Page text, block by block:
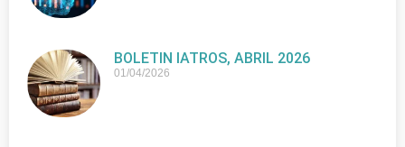
BOLETIN IATROS, ABRIL 2026
01/04/2026